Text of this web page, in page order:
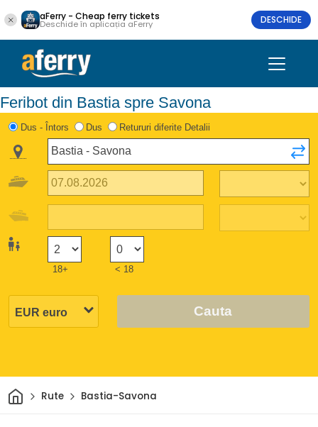
aFerry - Cheap ferry tickets
Deschide în aplicația aFerry DESCHIDE
Feribot din Bastia spre Savona
Dus - Întors Dus Retururi diferite Detalii
18+ < 18
Cauta
AcasăRute Bastia-Savona